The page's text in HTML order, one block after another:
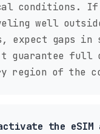
conditions.
well
expect gaps in
guarantee full
region of the
the eSIM